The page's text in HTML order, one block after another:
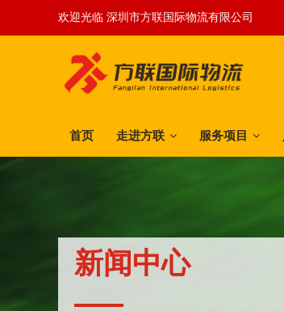
欢迎光临 深圳市方联国际物流有限公司
首页 走进方联 服务项目
新闻中心